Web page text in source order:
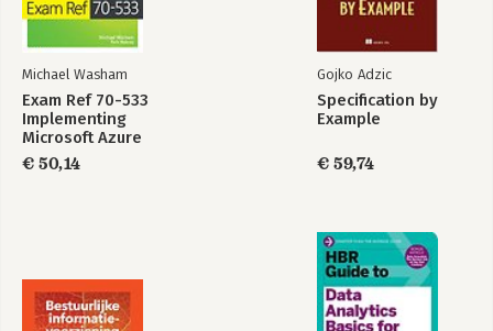
Michael Washam
Exam Ref 70-533
Implementing
Microsoft Azure
Infrastructure
Solutions
€ 50,14
Gojko Adzic
Specification by
Example
€ 59,74